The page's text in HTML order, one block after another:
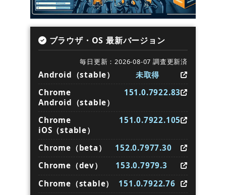
ブラウザ・OS 最新バージョン
毎日更新：2026-08-07 調査更新済
Android（stable）
未取得
Chrome
Android（stable）
151.0.7922.83
Chrome
iOS（stable）
151.0.7922.105
Chrome（beta）
152.0.7977.30
Chrome（dev）
153.0.7979.3
Chrome（stable）
151.0.7922.76